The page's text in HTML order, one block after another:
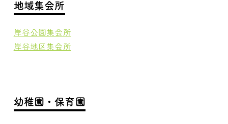
地域集会所
岸谷公園集会所
岸谷地区集会所
幼稚園・保育園